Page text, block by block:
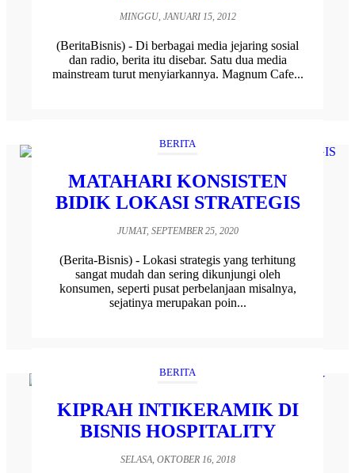
MINGGU, JANUARI 15, 2012
(BeritaBisnis) - Di berbagai media jejaring sosial
dan radio, berita itu disebar. Satu dua media
mainstream turut menyiarkannya. Magnum Cafe...
BERITA
MATAHARI KONSISTEN
BIDIK LOKASI STRATEGIS
JUMAT, SEPTEMBER 25, 2020
(Berita-Bisnis) - Lokasi strategis yang terhitung
sangat mudah dan sering dikunjungi oleh
konsumen, seperti pusat perbelanjaan misalnya,
sejatinya merupakan poin...
BERITA
KIPRAH INTIKERAMIK DI
BISNIS HOSPITALITY
SELASA, OKTOBER 16, 2018